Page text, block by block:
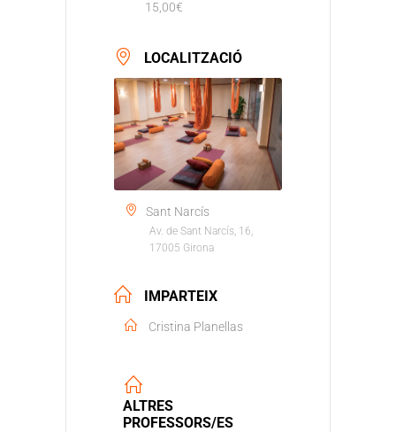
15,00€
LOCALITZACIÓ
Sant Narcís
Av. de Sant Narcís, 16,
17005 Girona
IMPARTEIX
Cristina Planellas
ALTRES
PROFESSORS/ES